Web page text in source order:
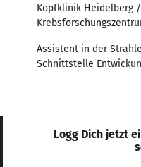
Kopfklinik Heidelberg
Assistent in der
Schnittstelle
Logg Dich jetzt